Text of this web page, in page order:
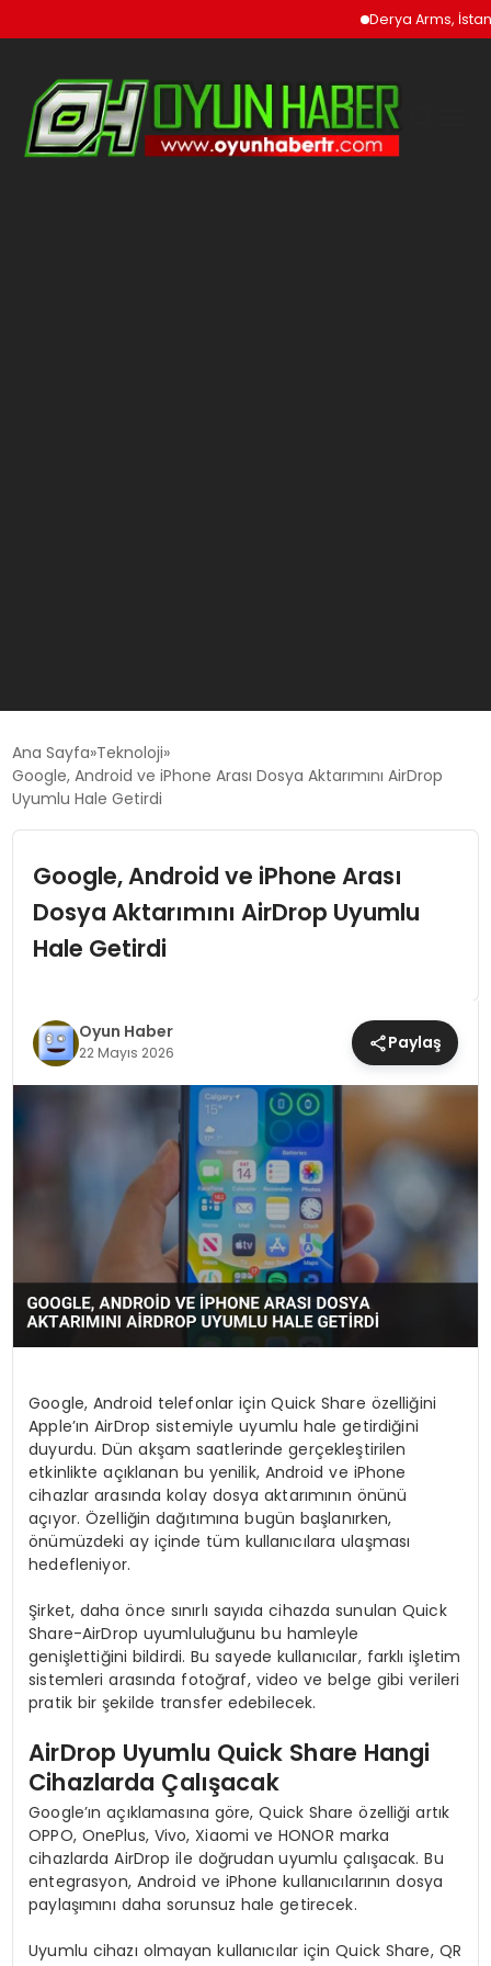
Derya Arms, İstanbul
GÜNCEL
OYUN HABERLERI
EKONOMI
EĞITIM
SAĞLIK
Ana Sayfa Teknoloji
Google, Android ve iPhone Arası Dosya Aktarımını AirDrop
Uyumlu Hale Getirdi
Google, Android ve iPhone Arası
Dosya Aktarımını AirDrop Uyumlu
Hale Getirdi
Oyun Haber
22 Mayıs 2026 Paylaş
Google, Android telefonlar için Quick Share özelliğini
Apple’ın AirDrop sistemiyle uyumlu hale getirdiğini
duyurdu. Dün akşam saatlerinde gerçekleştirilen
etkinlikte açıklanan bu yenilik, Android ve iPhone
cihazlar arasında kolay dosya aktarımının önünü
açıyor. Özelliğin dağıtımına bugün başlanırken,
önümüzdeki ay içinde tüm kullanıcılara ulaşması
hedefleniyor.
Şirket, daha önce sınırlı sayıda cihazda sunulan Quick
Share-AirDrop uyumluluğunu bu hamleyle
genişlettiğini bildirdi. Bu sayede kullanıcılar, farklı işletim
sistemleri arasında fotoğraf, video ve belge gibi verileri
pratik bir şekilde transfer edebilecek.
AirDrop Uyumlu Quick Share Hangi
Cihazlarda Çalışacak
Google’ın açıklamasına göre, Quick Share özelliği artık
OPPO, OnePlus, Vivo, Xiaomi ve HONOR marka
cihazlarda AirDrop ile doğrudan uyumlu çalışacak. Bu
entegrasyon, Android ve iPhone kullanıcılarının dosya
paylaşımını daha sorunsuz hale getirecek.
Uyumlu cihazı olmayan kullanıcılar için Quick Share, QR